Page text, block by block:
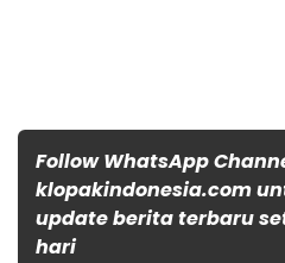
Follow WhatsApp
klopakindonesia.com
update berita terbaru
hari